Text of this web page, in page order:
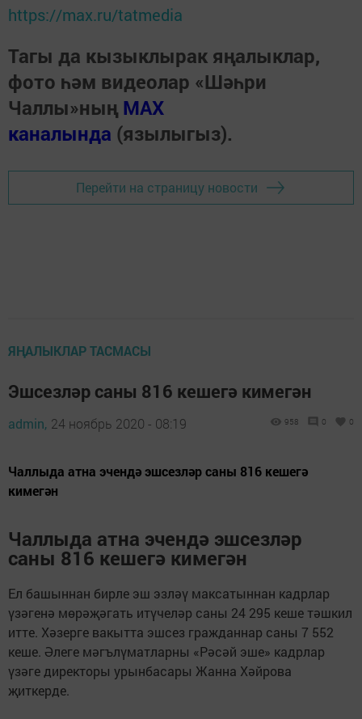
https://max.ru/tatmedia
Тагы да кызыклырак яңалыклар,
фото һәм видеолар «Шәһри
Чаллы»ның MAX
каналында (язылыгыз).
Перейти на страницу новости
ЯҢАЛЫКЛАР ТАСМАСЫ
Эшсезләр саны 816 кешегә кимегән
admin, 24 ноябрь 2020 - 08:19 958 0 0
Чаллыда атна эчендә эшсезләр саны 816 кешегә
кимегән
Чаллыда атна эчендә эшсезләр
саны 816 кешегә кимегән
Ел башыннан бирле эш эзләү максатыннан кадрлар
үзәгенә мөрәҗәгать итүчеләр саны 24 295 кеше тәшкил
итте. Хәзерге вакытта эшсез гражданнар саны 7 552
кеше. Әлеге мәгълүматларны «Рәсәй эше» кадрлар
үзәге директоры урынбасары Жанна Хәйрова
җиткерде.